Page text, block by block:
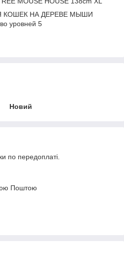
Новий
по передоплаті.
Поштою